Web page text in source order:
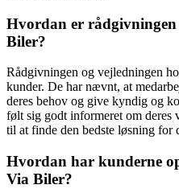
Hvordan er rådgivningen
Biler?
Rådgivningen og vejledningen
kunder. De har nævnt, at
deres behov og give kyndig og
følt sig godt informeret om
til at finde den bedste løsning for
Hvordan har kunderne
Via Biler?